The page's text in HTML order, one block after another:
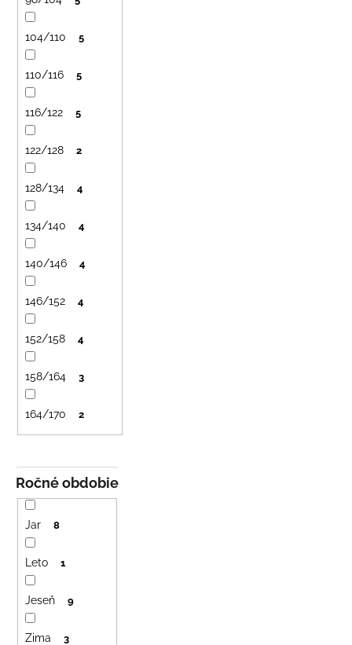
Ročné obdobie
Jar 8
Leto 1
Jeseň 9
Zima 3
104/110 5
110/116 5
116/122 5
122/128 2
128/134 4
134/140 4
140/146 4
146/152 4
152/158 4
158/164 3
164/170 2